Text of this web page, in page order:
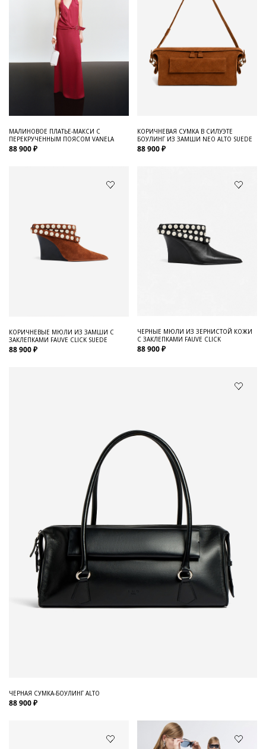
МАЛИНОВОЕ ПЛАТЬЕ-МАКСИ С
ПЕРЕКРУЧЕННЫМ ПОЯСОМ VANELA
88 900 ₽
КОРИЧНЕВАЯ СУМКА В СИЛУЭТЕ
БОУЛИНГ ИЗ ЗАМШИ NEO ALTO SUEDE
88 900 ₽
КОРИЧНЕВЫЕ МЮЛИ ИЗ ЗАМШИ С
ЗАКЛЕПКАМИ FAUVE CLICK SUEDE
88 900 ₽
ЧЕРНЫЕ МЮЛИ ИЗ ЗЕРНИСТОЙ КОЖИ
С ЗАКЛЕПКАМИ FAUVE CLICK
88 900 ₽
ЧЕРНАЯ СУМКА-БОУЛИНГ ALTO
88 900 ₽